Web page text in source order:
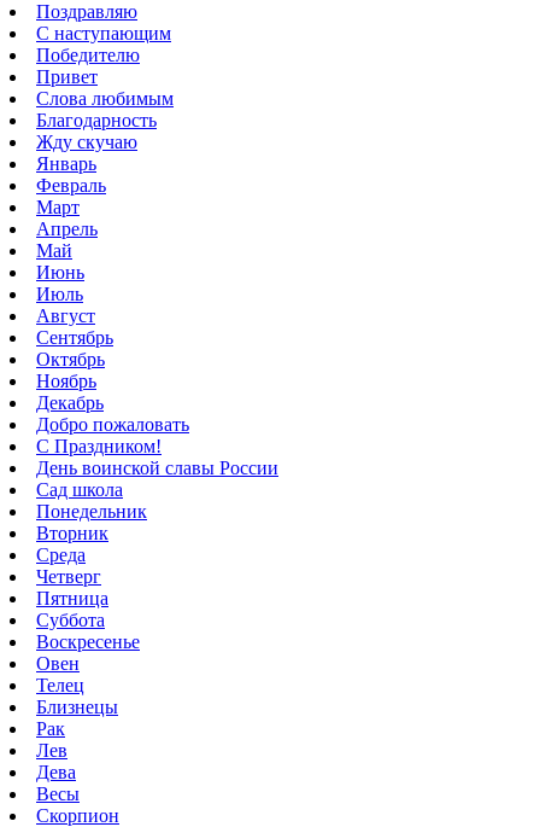
Поздравляю
С наступающим
Победителю
Привет
Слова любимым
Благодарность
Жду скучаю
Январь
Февраль
Март
Апрель
Май
Июнь
Июль
Август
Сентябрь
Октябрь
Ноябрь
Декабрь
Добро пожаловать
С Праздником!
День воинской славы России
Сад школа
Понедельник
Вторник
Среда
Четверг
Пятница
Суббота
Воскресенье
Овен
Телец
Близнецы
Рак
Лев
Дева
Весы
Скорпион